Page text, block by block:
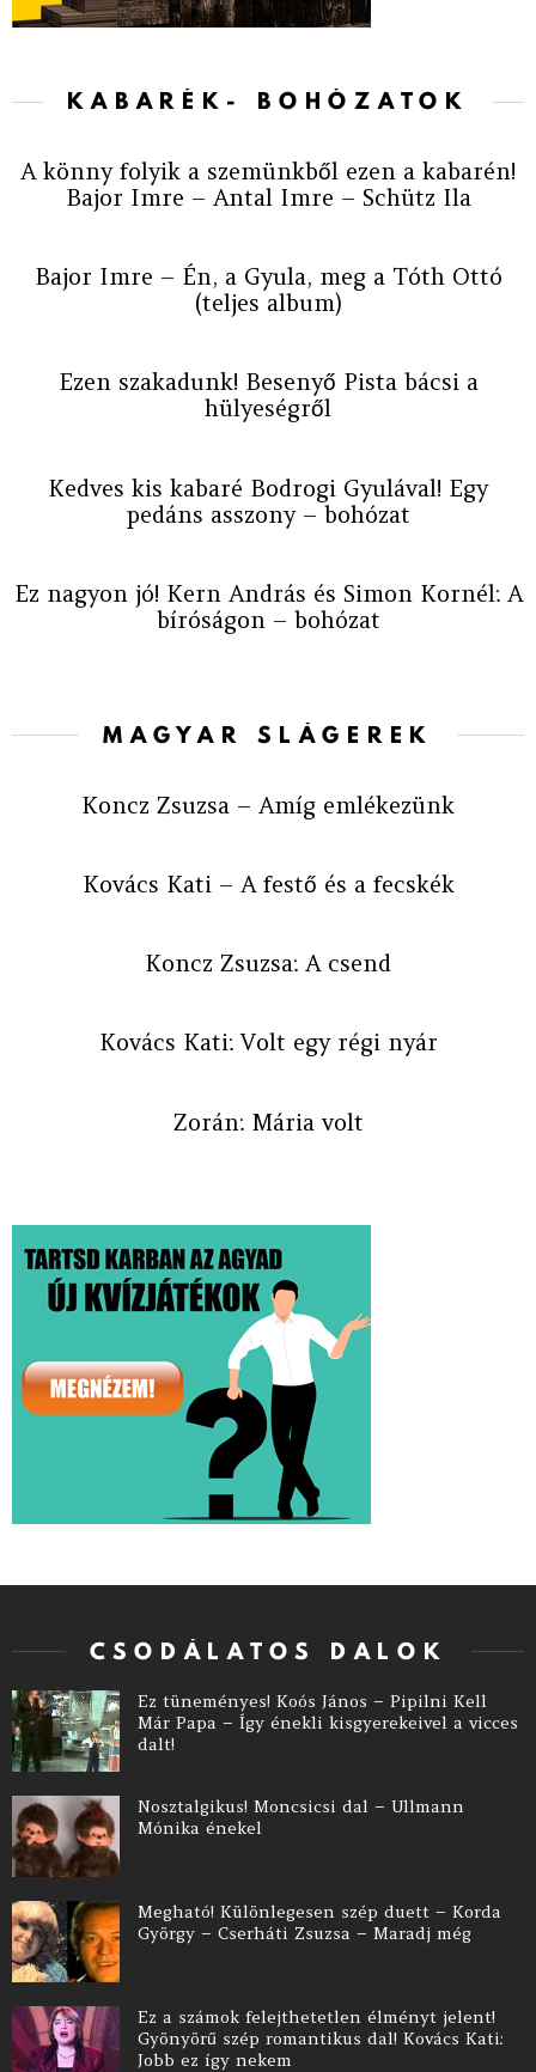
KABARÉK- BOHÓZATOK
A könny folyik a szemünkből ezen a kabarén!
Bajor Imre – Antal Imre – Schütz Ila
Bajor Imre – Én, a Gyula, meg a Tóth Ottó
(teljes album)
Ezen szakadunk! Besenyő Pista bácsi a
hülyeségről
Kedves kis kabaré Bodrogi Gyulával! Egy
pedáns asszony – bohózat
Ez nagyon jó! Kern András és Simon Kornél: A
bíróságon – bohózat
MAGYAR SLÁGEREK
Koncz Zsuzsa – Amíg emlékezünk
Kovács Kati – A festő és a fecskék
Koncz Zsuzsa: A csend
Kovács Kati: Volt egy régi nyár
Zorán: Mária volt
CSODÁLATOS DALOK
Ez tüneményes! Koós János – Pipilni Kell
Már Papa – Így énekli kisgyerekeivel a vicces
dalt!
Nosztalgikus! Moncsicsi dal – Ullmann
Mónika énekel
Megható! Különlegesen szép duett – Korda
György – Cserháti Zsuzsa – Maradj még
Ez a számok felejthetetlen élményt jelent!
Gyönyörű szép romantikus dal! Kovács Kati:
Jobb ez így nekem